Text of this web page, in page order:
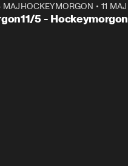
MAJHOCKEYMORGON • 11 MAJ
11/5 - Hockeymorgon